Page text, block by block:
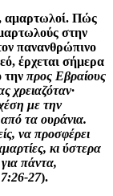
αμαρτωλοί. Πώς
στην
πανανθρώπινο
έρχεται σήμερα
την προς Εβραίους
χρειαζόταν·
με την
τα ουράνια.
να προσφέρει
κι ύστερα
πάντα,
27).